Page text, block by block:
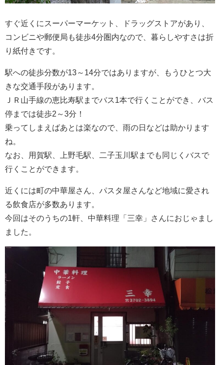
すぐ近くにスーパーマーケット、ドラッグストアがあり、
コンビニや郵便局も徒歩4分圏内なので、暮らしやすさは折
り紙付きです。
駅への徒歩分数が13～14分ではありますが、もうひとつ大
きな交通手段があります。
ＪＲ山手線の恵比寿駅までバス1本で行くことができ、バス
停までは徒歩2～3分！
乗ってしまえばあとは楽なので、雨の日などは助かります
ね。
なお、用賀駅、上野毛駅、二子玉川駅までも同じくバスで
行くことができます。
近くには町の中華屋さん、パスタ屋さんなど地域に愛され
る飲食店が多数あります。
今回はそのうちの1軒、中華料理「三幸」さんにおじゃまし
ました。